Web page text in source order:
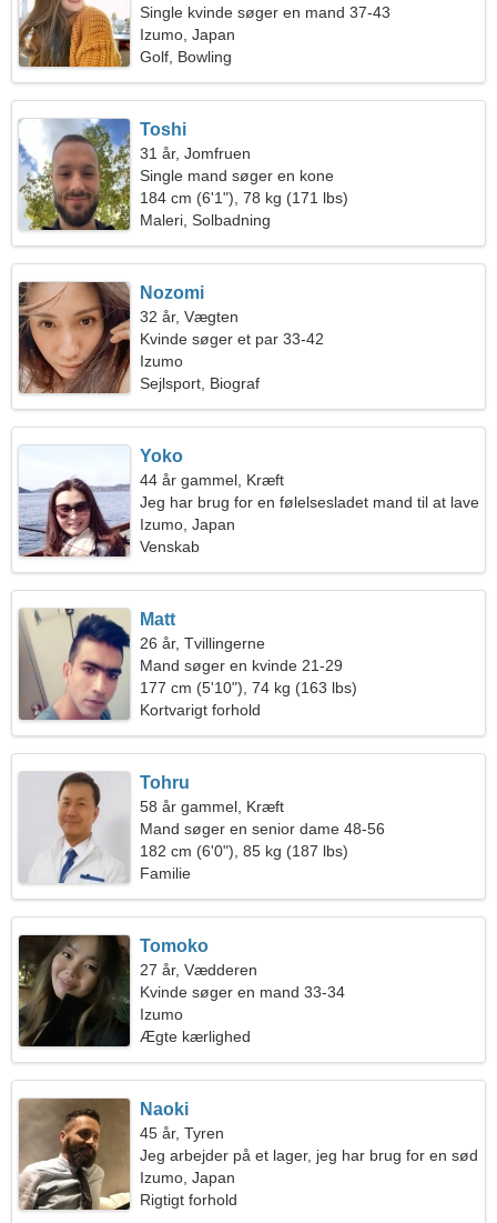
Single kvinde søger en mand 37-43
Izumo, Japan
Golf, Bowling
Toshi
31 år, Jomfruen
Single mand søger en kone
184 cm (6'1"), 78 kg (171 lbs)
Maleri, Solbadning
Nozomi
32 år, Vægten
Kvinde søger et par 33-42
Izumo
Sejlsport, Biograf
Yoko
44 år gammel, Kræft
Jeg har brug for en følelsesladet mand til at lave
mad sammen
Izumo, Japan
Venskab
Matt
26 år, Tvillingerne
Mand søger en kvinde 21-29
177 cm (5'10"), 74 kg (163 lbs)
Kortvarigt forhold
Tohru
58 år gammel, Kræft
Mand søger en senior dame 48-56
182 cm (6'0"), 85 kg (187 lbs)
Familie
Tomoko
27 år, Vædderen
Kvinde søger en mand 33-34
Izumo
Ægte kærlighed
Naoki
45 år, Tyren
Jeg arbejder på et lager, jeg har brug for en sød
kvinde
Izumo, Japan
Rigtigt forhold